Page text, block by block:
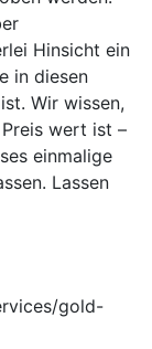
Hinsicht ein
in diesen
Wir wissen,
wert ist –
einmalige
Lassen
gold-